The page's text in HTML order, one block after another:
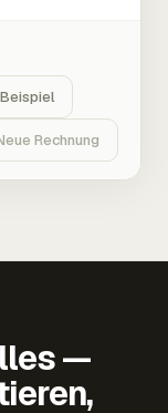
Beispiel
Rechnung
—